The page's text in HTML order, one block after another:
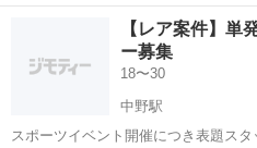
放置自転車の撤去作業員大募集！ 普
＊-＊-＊-＊-＊-＊-＊-＊-＊-＊-＊-＊-＊
中野駅 警備員
【レア案件】単
ー募集
18〜30
中野駅
スポーツイベント開催につき表題スタッ